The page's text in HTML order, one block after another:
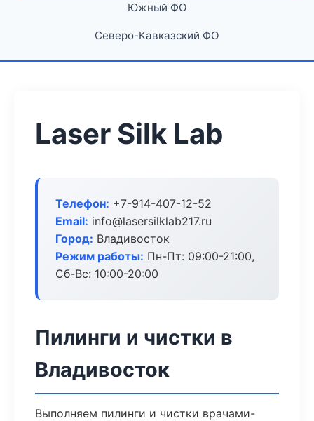
Южный ФО
Северо-Кавказский ФО
Laser Silk Lab
Телефон: +7-914-407-12-52
Email: info@lasersilklab217.ru
Город: Владивосток
Режим работы: Пн-Пт: 09:00-21:00,
Сб-Вс: 10:00-20:00
Пилинги и чистки в
Владивосток
Выполняем пилинги и чистки врачами-